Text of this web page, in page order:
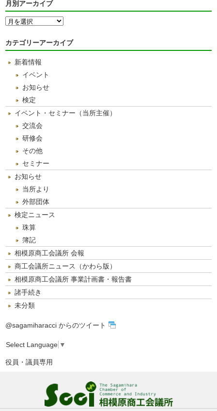
月別アーカイブ
月
ー
イ
カテゴリーアーカイブ
新着情報
イベント
お知らせ
検定
イベント・セミナー（当所主催）
交流会
研修会
その他
セミナー
お知らせ
当所より
外部団体
検定ニュース
珠算
簿記
相模原商工会議所 会報
商工会議所ニュース（かわら版）
相模原商工会議所 事業計画書・報告書
諸手続き
未分類
@sagamiharacci からのツイート
Select Language ▼
役員・議員専用